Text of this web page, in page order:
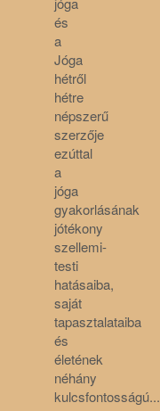
és
a
Jóga
hétről
hétre
népszerű
szerzője
ezúttal
a
jóga
gyakorlásának
jótékony
szellemi-
testi
hatásaiba,
saját
tapasztalataiba
és
életének
néhány
kulcsfontosságú...